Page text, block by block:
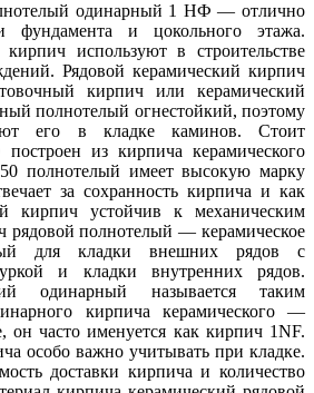
одинарный 1 НФ — отлично
фундамента и цокольного этажа.
используют в строительстве
Рядовой керамический кирпич
кирпич или керамический
полнотелый огнестойкий, поэтому
его в кладке каминов. Стоит
из кирпича керамического
полнотелый имеет высокую марку
за сохранность кирпича и как
кирпич устойчив к механическим
рядовой полнотелый — керамическое
для кладки внешних рядов с
и кладки внутренних рядов.
одинарный называется таким
кирпича керамического —
он часто именуется как кирпич 1NF.
особо важно учитывать при кладке.
доставки кирпича и количество